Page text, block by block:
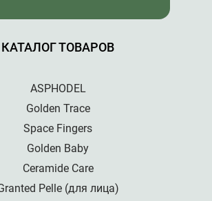
КАТАЛОГ ТОВАРОВ
ASPHODEL
Golden Trace
Space Fingers
Golden Baby
Ceramide Care
Pelle (для лица)